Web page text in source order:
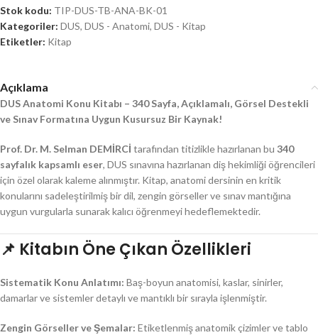
Stok kodu: TIP-DUS-TB-ANA-BK-01
Kategoriler: DUS, DUS - Anatomi, DUS - Kitap
Etiketler: Kitap
Açıklama
DUS Anatomi Konu Kitabı – 340 Sayfa, Açıklamalı, Görsel Destekli
ve Sınav Formatına Uygun Kusursuz Bir Kaynak!
Prof. Dr. M. Selman DEMİRCİ tarafından titizlikle hazırlanan bu 340
sayfalık kapsamlı eser, DUS sınavına hazırlanan diş hekimliği öğrencileri
için özel olarak kaleme alınmıştır. Kitap, anatomi dersinin en kritik
konularını sadeleştirilmiş bir dil, zengin görseller ve sınav mantığına
uygun vurgularla sunarak kalıcı öğrenmeyi hedeflemektedir.
📌 Kitabın Öne Çıkan Özellikleri
Sistematik Konu Anlatımı: Baş-boyun anatomisi, kaslar, sinirler,
damarlar ve sistemler detaylı ve mantıklı bir sırayla işlenmiştir.
Zengin Görseller ve Şemalar: Etiketlenmiş anatomik çizimler ve tablo